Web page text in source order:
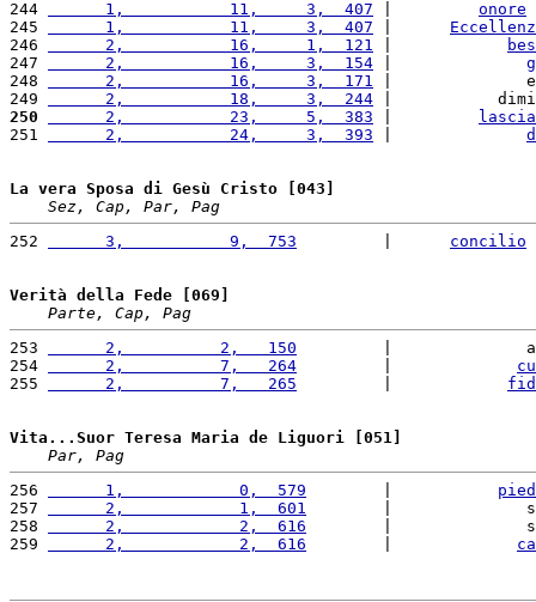
244
      1,           11,     3,  407
onore
245
      1,           11,     3,  407
246
      2,           16,     1,  121
247
      2,           16,     3,  154
248
      2,           16,     3,  171
|
249
      2,           18,     3,  244
|
250
      2,           23,     5,  383
251
      2,           24,     3,  393
La vera Sposa di Gesù Cristo [043]
Sez, Cap, Par, Pag
252
      3,           9,  753
concilio
Verità della Fede [069]
Parte, Cap, Pag
253
      2,          2,   150
|
254
      2,          7,   264
255
      2,          7,   265
Vita...Suor Teresa Maria de Liguori [051]
Par, Pag
256
      1,            0,  579
257
      2,            1,  601
|
258
      2,            2,  616
|
259
      2,            2,  616